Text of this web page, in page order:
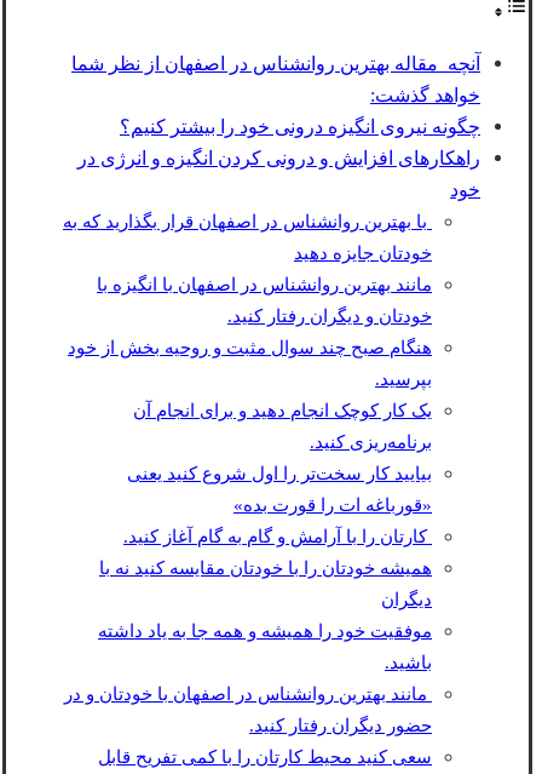
آنچه مقاله بهترین روانشناس در اصفهان از نظر شما
خواهد گذشت:
چگونه نیروی انگیزه درونی خود را بیشتر کنیم؟
راهکارهای افزایش و درونی کردن انگیزه و انرژی در
خود
با بهترین روانشناس در اصفهان قرار بگذارید که به
خودتان جایزه دهید
مانند بهترین روانشناس در اصفهان با انگیزه با
خودتان و دیگران رفتار کنید.
هنگام صبح چند سوال مثبت و روحیه بخش از خود
بپرسید.
یک کار کوچک انجام دهید و برای انجام آن
برنامه‌ریزی کنید.
بیایید کار سخت‌تر را اول شروع کنید یعنی
«قورباغه ات را قورت بده»
کارتان را با آرامش و گام به گام آغاز کنید.
همیشه خودتان را با خودتان مقایسه کنید نه با
دیگران
موفقیت خود را همیشه و همه جا به یاد داشته
باشید.
مانند بهترین روانشناس در اصفهان با خودتان و در
حضور دیگران رفتار کنید.
سعی کنید محیط کارتان را با کمی تفریح قابل